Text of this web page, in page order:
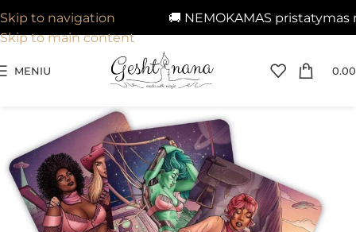
🚚 NEMOKAMAS pristatymas
Skip to navigation
Skip to main content
MENIU 0.00